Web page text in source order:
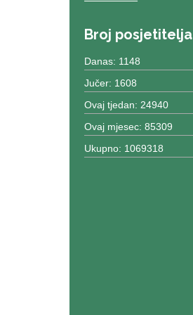
Broj posjetitelja
Danas: 1148
Jučer: 1608
Ovaj tjedan: 24940
Ovaj mjesec: 85309
Ukupno: 1069318